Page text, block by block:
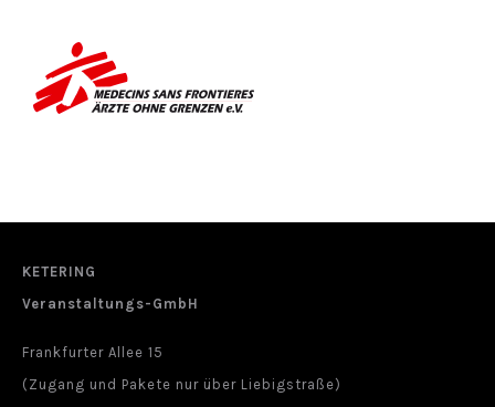
KETERING
Veranstaltungs-GmbH
Frankfurter Allee 15
(Zugang und Pakete nur über Liebigstraße)